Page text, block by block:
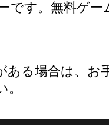
です。無料ゲー
ある場合は、お